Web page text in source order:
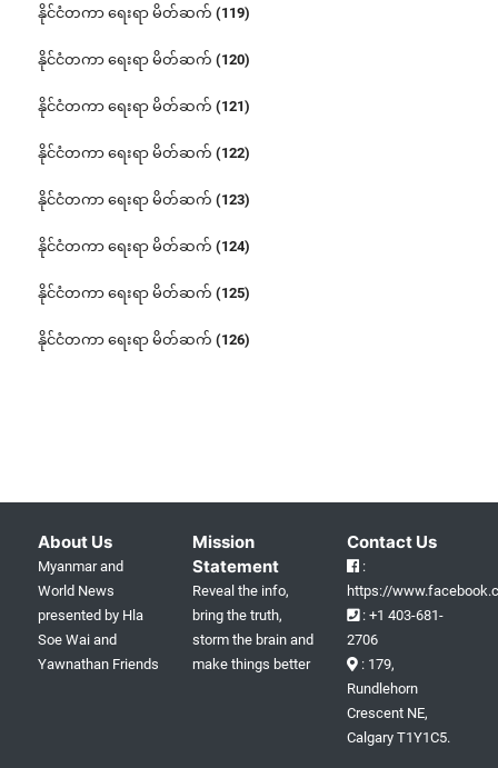
နိုင်ငံတကာ ရေးရာ မိတ်ဆက် (119)
နိုင်ငံတကာ ရေးရာ မိတ်ဆက် (120)
နိုင်ငံတကာ ရေးရာ မိတ်ဆက် (121)
နိုင်ငံတကာ ရေးရာ မိတ်ဆက် (122)
နိုင်ငံတကာ ရေးရာ မိတ်ဆက် (123)
နိုင်ငံတကာ ရေးရာ မိတ်ဆက် (124)
နိုင်ငံတကာ ရေးရာ မိတ်ဆက် (125)
နိုင်ငံတကာ ရေးရာ မိတ်ဆက် (126)
About Us
Myanmar and
World News
presented by Hla
Soe Wai and
Yawnathan Friends
Mission
Statement
Reveal the info,
bring the truth,
storm the brain and
make things better
Contact Us
:
https://
: +1 403-681-
2706
: 179,
Rundlehorn
Crescent NE,
Calgary T1Y1C5.